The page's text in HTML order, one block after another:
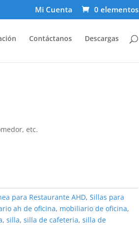
Mi Cuenta 0 elementos
Contáctanos Descargas
etc.
para Restaurante AHD, Sillas para
ah de oficina, mobiliario de oficina,
, silla, silla de cafeteria, silla de